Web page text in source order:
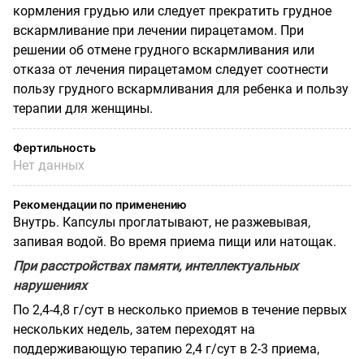
кормления грудью или следует прекратить грудное
вскармливание при лечении пирацетамом. При
решении об отмене грудного вскармливания или
отказа от лечения пирацетамом следует соотнести
пользу грудного вскармливания для ребенка и пользу
терапии для женщины.
Фертильность
Нет данных
Рекомендации по применению
Внутрь. Капсулы проглатывают, не разжевывая,
запивая водой. Во время приема пищи или натощак.
При расстройствах памяти, интеллектуальных
нарушениях
По 2,4-4,8 г/сут в несколько приемов в течение первых
нескольких недель, затем переходят на
поддерживающую терапию 2,4 г/сут в 2-3 приема,